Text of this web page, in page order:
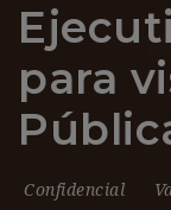
para
Confidencial